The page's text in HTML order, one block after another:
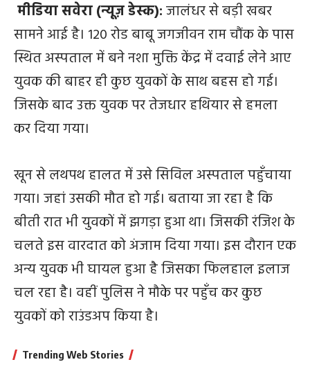
मीडिया सवेरा (न्यूज़ डेस्क):जालंधर से बड़ी खबर
सामने आई है। 120 रोड बाबू जगजीवन राम चौंक के पास
स्थित अस्पताल में बने नशा मुक्ति केंद्र में दवाई लेने आए
युवक की बाहर ही कुछ युवकों के साथ बहस हो गई।
जिसके बाद उक्त युवक पर तेजधार हथियार से हमला
कर दिया गया।
खून से लथपथ हालत में उसे सिविल अस्पताल पहुँचाया
गया। जहां उसकी मौत हो गई। बताया जा रहा है कि
बीती रात भी युवकों में झगड़ा हुआ था। जिसकी रंजिश के
चलते इस वारदात को अंजाम दिया गया। इस दौरान एक
अन्य युवक भी घायल हुआ है जिसका फिलहाल इलाज
चल रहा है। वहीं पुलिस ने मौके पर पहुँच कर कुछ
युवकों को राउंडअप किया है।
Trending Web Stories